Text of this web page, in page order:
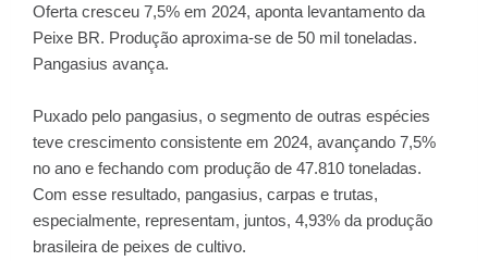
Oferta cresceu 7,5% em 2024, aponta levantamento da
Peixe BR. Produção aproxima-se de 50 mil toneladas.
Pangasius avança.
Puxado pelo pangasius, o segmento de outras espécies
teve crescimento consistente em 2024, avançando 7,5%
no ano e fechando com produção de 47.810 toneladas.
Com esse resultado, pangasius, carpas e trutas,
especialmente, representam, juntos, 4,93% da produção
brasileira de peixes de cultivo.